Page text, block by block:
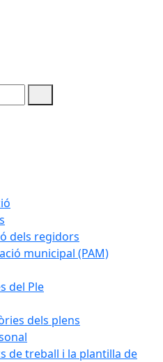
dels regidors
municipal (PAM)
del Ple
dels plens
de treball i la plantilla de